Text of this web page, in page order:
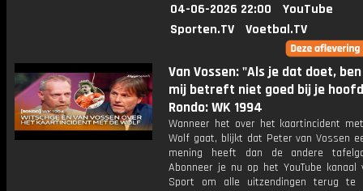
04-06-2026 22:00
YouTube
Sporten.TV
Voetbal.TV
Van Vossen: "Als je dat doet,
mij betreft niet goed bij je
Rondo: WK 1994
Wanneer het over het kaartincident
Wolf gaat, blijkt dat Peter van Vossen
mening heeft dan de andere
Abonneer je nu op het YouTube kanaal
Sport om alle uitzendingen terug te